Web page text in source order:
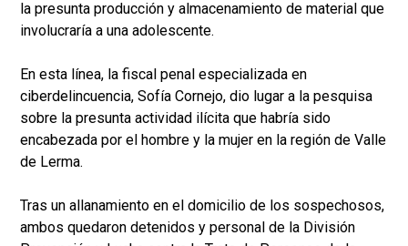
la presunta producción y almacenamiento de material que
involucraría a una adolescente.
En esta línea, la fiscal penal especializada en
ciberdelincuencia, Sofía Cornejo, dio lugar a la pesquisa
sobre la presunta actividad ilícita que habría sido
encabezada por el hombre y la mujer en la región de Valle
de Lerma.
Tras un allanamiento en el domicilio de los sospechosos,
ambos quedaron detenidos y personal de la División